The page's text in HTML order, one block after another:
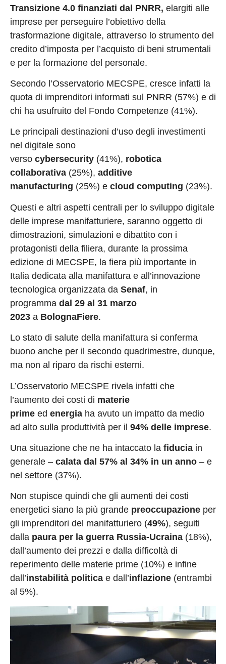
Transizione 4.0 finanziati dal PNRR, elargiti alle
imprese per perseguire l’obiettivo della
trasformazione digitale, attraverso lo strumento del
credito d’imposta per l’acquisto di beni strumentali
e per la formazione del personale.
Secondo l’Osservatorio MECSPE, cresce infatti la
quota di imprenditori informati sul PNRR (57%) e di
chi ha usufruito del Fondo Competenze (41%).
Le principali destinazioni d’uso degli investimenti
nel digitale sono
verso cybersecurity (41%), robotica
collaborativa (25%), additive
manufacturing (25%) e cloud computing (23%).
Questi e altri aspetti centrali per lo sviluppo digitale
delle imprese manifatturiere, saranno oggetto di
dimostrazioni, simulazioni e dibattito con i
protagonisti della filiera, durante la prossima
edizione di MECSPE, la fiera più importante in
Italia dedicata alla manifattura e all’innovazione
tecnologica organizzata da Senaf, in
programma dal 29 al 31 marzo
2023 a BolognaFiere.
Lo stato di salute della manifattura si conferma
buono anche per il secondo quadrimestre, dunque,
ma non al riparo da rischi esterni.
L’Osservatorio MECSPE rivela infatti che
l’aumento dei costi di materie
prime ed energia ha avuto un impatto da medio
ad alto sulla produttività per il 94% delle imprese.
Una situazione che ne ha intaccato la fiducia in
generale – calata dal 57% al 34% in un anno – e
nel settore (37%).
Non stupisce quindi che gli aumenti dei costi
energetici siano la più grande preoccupazione per
gli imprenditori del manifatturiero (49%), seguiti
dalla paura per la guerra Russia-Ucraina (18%),
dall’aumento dei prezzi e dalla difficoltà di
reperimento delle materie prime (10%) e infine
dall’instabilità politica e dall’inflazione (entrambi
al 5%).